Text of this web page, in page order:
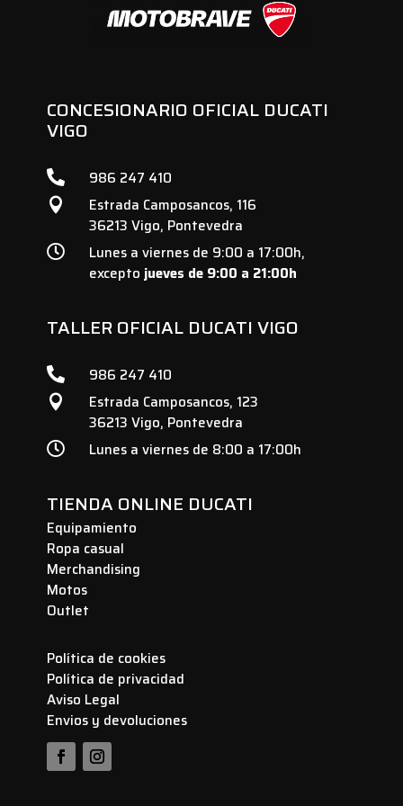
CONCESIONARIO OFICIAL DUCATI
VIGO
 986 247 410

Estrada Camposancos, 116
36213 Vigo, Pontevedra

Lunes a viernes de 9:00 a 17:00h,
excepto jueves de 9:00 a 21:00h
TALLER OFICIAL DUCATI VIGO
 986 247 410

Estrada Camposancos, 123
36213 Vigo, Pontevedra
 Lunes a viernes de 8:00 a 17:00h
TIENDA ONLINE DUCATI
Equipamiento
Ropa casual
Merchandising
Motos
Outlet
Política de cookies
Política de privacidad
Aviso Legal
Envios y devoluciones